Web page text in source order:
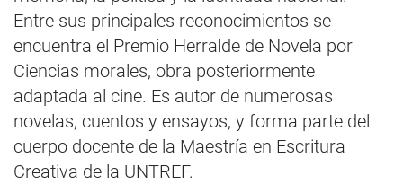
Entre sus principales reconocimientos se
encuentra el Premio Herralde de Novela por
Ciencias morales, obra posteriormente
adaptada al cine. Es autor de numerosas
novelas, cuentos y ensayos, y forma parte del
cuerpo docente de la Maestría en Escritura
Creativa de la UNTREF.